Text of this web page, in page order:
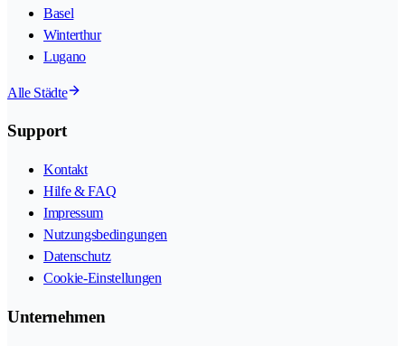
Basel
Winterthur
Lugano
Alle Städte
Support
Kontakt
Hilfe & FAQ
Impressum
Nutzungsbedingungen
Datenschutz
Cookie-Einstellungen
Unternehmen